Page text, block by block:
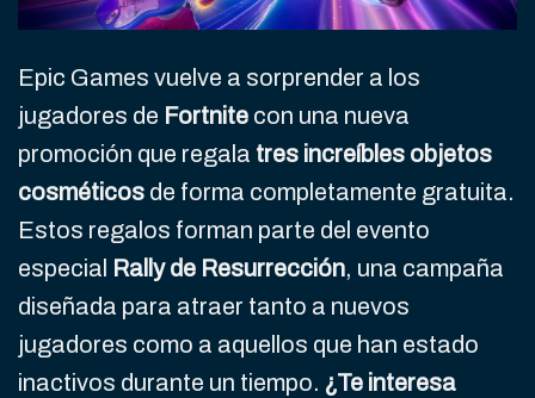
Epic Games vuelve a sorprender a los
jugadores de Fortnite con una nueva
promoción que regala tres increíbles objetos
cosméticos de forma completamente gratuita.
Estos regalos forman parte del evento
especial Rally de Resurrección, una campaña
diseñada para atraer tanto a nuevos
jugadores como a aquellos que han estado
inactivos durante un tiempo. ¿Te interesa